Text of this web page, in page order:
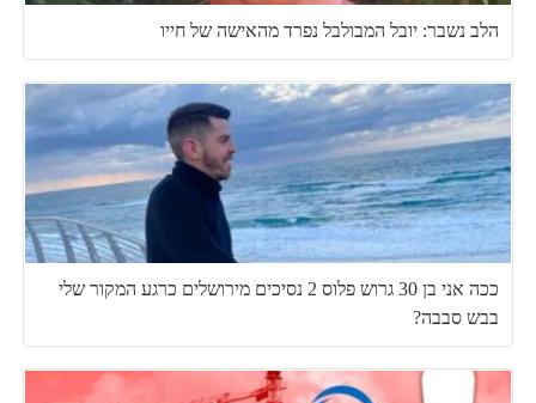
הלב נשבר: יובל המבולבל נפרד מהאישה של חייו
ככה אני בן 30 גרוש פלוס 2 נסיכים מירושלים כרגע המקור שלי
בבש סבבה?